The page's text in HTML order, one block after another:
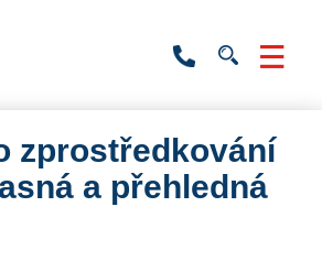
+420
zprostředkování
a přehledná